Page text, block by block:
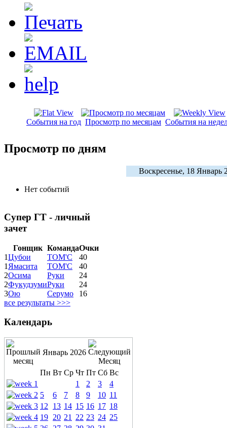
События на год Просмотр по месяцам События на
Просмотр по дням
Воскресенье, 18 Январь
Нет событий
Супер ГТ - личный
зачет
Гонщик КомандаОчки
1Цубои ТОМ'С
40
1 Ямасита ТОМ'С
40
2Осима Руки
24
2ФукудзумиРуки
24
3Ою Серумо
16
все результаты >>>
Календарь
Январь 2026
Пн Вт Ср Чт Пт Сб Вс
1
2 3
4
5
6 7 8 9 10 11
12
13 14 15 16 17 18
19 20 21 22 23 24 25